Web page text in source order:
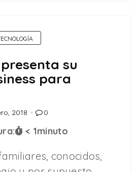
su
para
2018 0
< 1minuto
conocidos,